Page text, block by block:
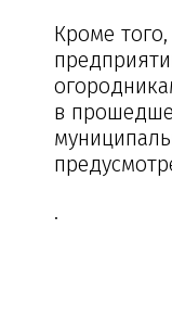
Кроме
в
.